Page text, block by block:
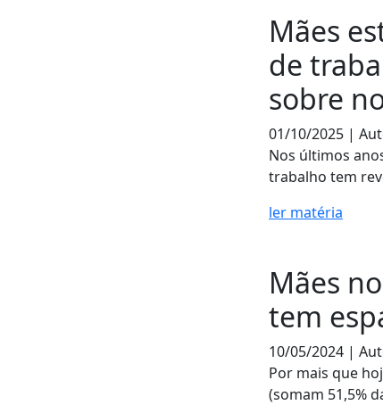
Mães
de
sobre
01/10/2025 |
Nos últimos
trabalho tem
ler matéria
Mães
tem
10/05/2024 |
Por mais que
(somam 51,5%